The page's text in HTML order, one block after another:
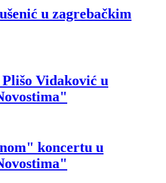
u zagrebačkim
Vidaković u
koncertu u